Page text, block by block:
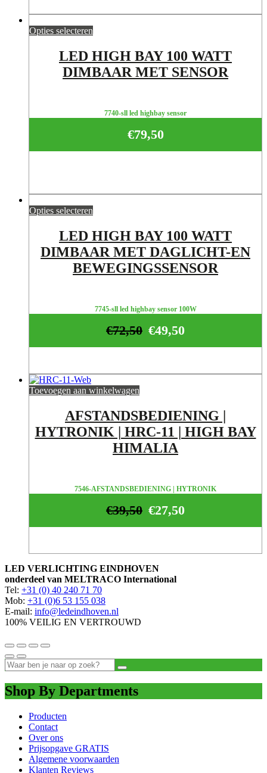
Opties selecteren
LED HIGH BAY 100 WATT
DIMBAAR MET SENSOR
7740-sll led highbay sensor
€79,50
Opties selecteren
LED HIGH BAY 100 WATT
DIMBAAR MET DAGLICHT-EN
BEWEGINGSSENSOR
7745-sll led highbay sensor 100W
€49,50
€72,50
Toevoegen aan winkelwagen
AFSTANDSBEDIENING |
HYTRONIK | HRC-11 | HIGH BAY
HIMALIA
7546-AFSTANDSBEDIENING | HYTRONIK
€27,50
€39,50
LED VERLICHTING EINDHOVEN
onderdeel van MELTRACO International
Tel: +31 (0) 40 240 71 70
Mob: +31 (0)6 53 155 038
E-mail: info@ledeindhoven.nl
100% VEILIG EN VERTROUWD
Shop By Departments
Producten
Contact
Over ons
Prijsopgave GRATIS
Algemene voorwaarden
Klanten Reviews